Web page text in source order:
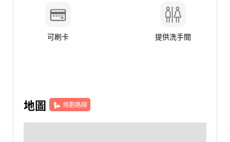
可刷卡 提供洗手間
地圖 規劃路線